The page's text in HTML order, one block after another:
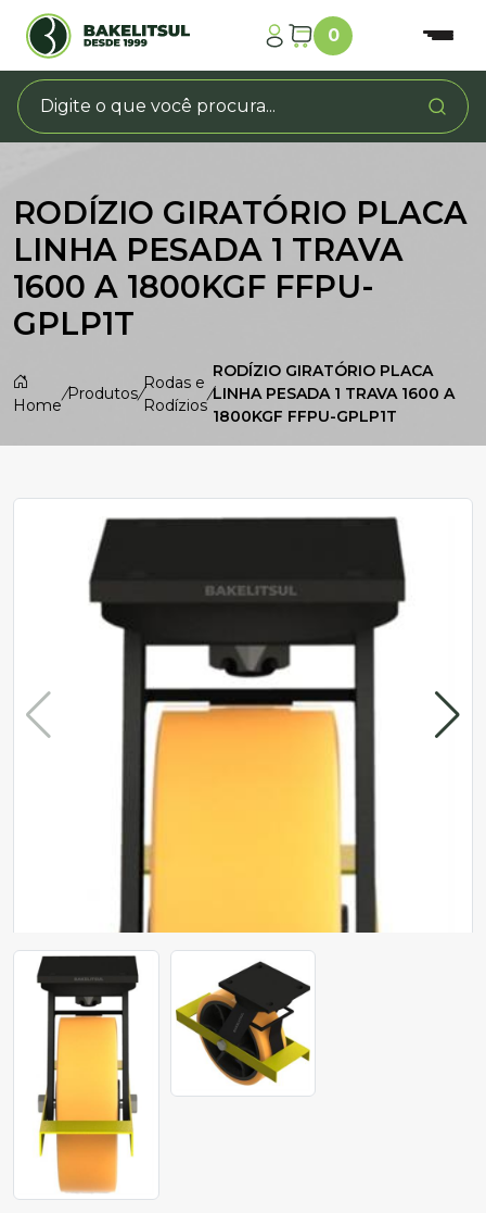
0
RODÍZIO GIRATÓRIO PLACA
LINHA PESADA 1 TRAVA
1600 A 1800KGF FFPU-
GPLP1T
Home
/Produtos/
Rodas e
Rodízios
/
RODÍZIO GIRATÓRIO PLACA
LINHA PESADA 1 TRAVA 1600 A
1800KGF FFPU-GPLP1T